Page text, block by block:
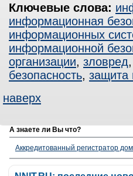
Ключевые слова:
информационная
информационных
информационной
организации, зловред
безопасность, защита
наверх
А знаете ли Вы что?
Аккредитованный регистратор